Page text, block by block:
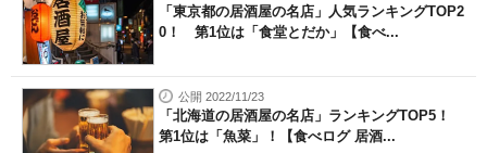
「東京都の居酒屋の名店」人気ランキングTOP2
0！ 第1位は「食堂とだか」【食べ...
公開 2022/11/23
「北海道の居酒屋の名店」ランキングTOP5！
第1位は「魚菜」！【食べログ 居酒...